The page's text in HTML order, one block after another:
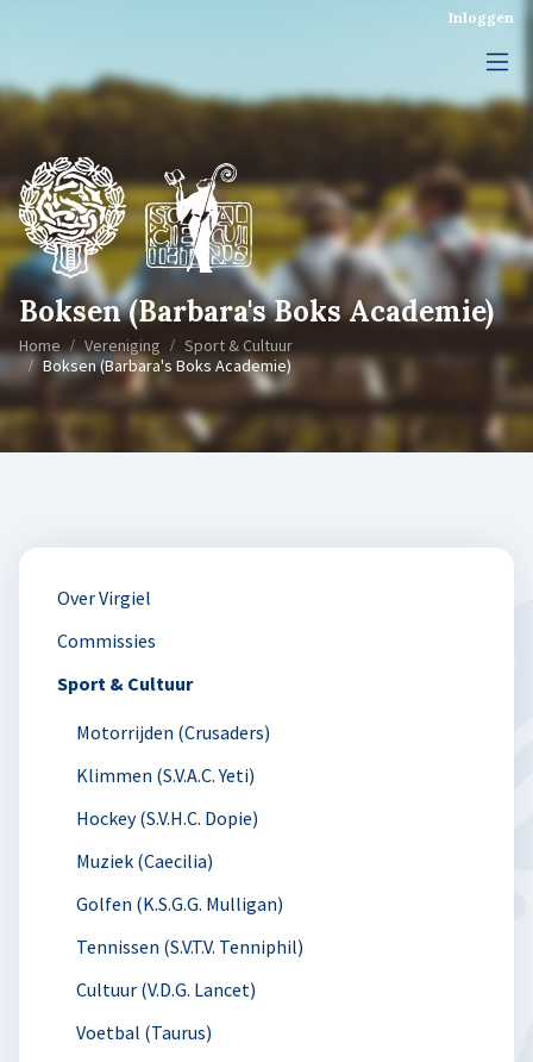
Inloggen
Boksen (Barbara's Boks Academie)
Home Vereniging
Sport & Cultuur
Boksen (Barbara's Boks Academie)
Over Virgiel
Commissies
Sport & Cultuur
Motorrijden (Crusaders)
Klimmen (S.V.A.C. Yeti)
Hockey (S.V.H.C. Dopie)
Muziek (Caecilia)
Golfen (K.S.G.G. Mulligan)
Tennissen (S.V.T.V. Tenniphil)
Cultuur (V.D.G. Lancet)
Voetbal (Taurus)